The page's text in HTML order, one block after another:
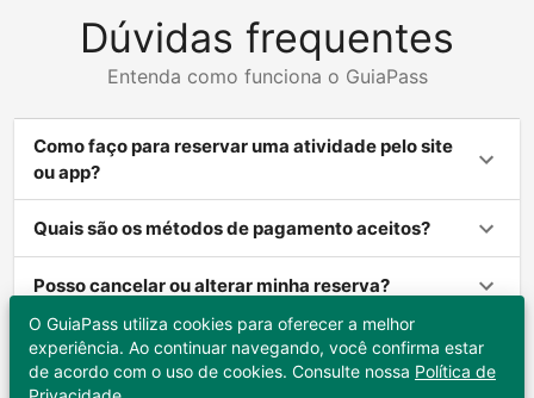
Dúvidas frequentes
Entenda como funciona o GuiaPass
Como faço para reservar uma atividade pelo site
ou app?
Quais são os métodos de pagamento aceitos?
Posso cancelar ou alterar minha reserva?
Como funciona o reembolso em caso de
alteração ou cancelamento?
O GuiaPass utiliza cookies para oferecer a melhor
experiência. Ao continuar navegando, você confirma estar
de acordo com o uso de cookies. Consulte nossa Política de